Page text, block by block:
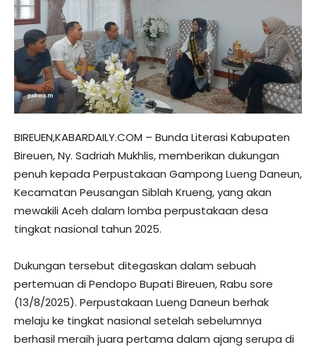
BIREUEN,KABARDAILY.COM – Bunda Literasi Kabupaten
Bireuen, Ny. Sadriah Mukhlis, memberikan dukungan
penuh kepada Perpustakaan Gampong Lueng Daneun,
Kecamatan Peusangan Siblah Krueng, yang akan
mewakili Aceh dalam lomba perpustakaan desa
tingkat nasional tahun 2025.
​Dukungan tersebut ditegaskan dalam sebuah
pertemuan di Pendopo Bupati Bireuen, Rabu sore
(13/8/2025). Perpustakaan Lueng Daneun berhak
melaju ke tingkat nasional setelah sebelumnya
berhasil meraih juara pertama dalam ajang serupa di